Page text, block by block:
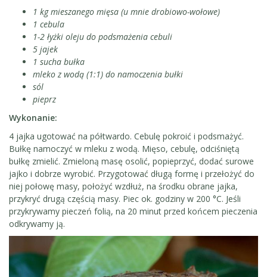
1 kg mieszanego mięsa (u mnie drobiowo-wołowe)
1 cebula
1-2 łyżki oleju do podsmażenia cebuli
5 jajek
1 sucha bułka
mleko z wodą (1:1) do namoczenia bułki
sól
pieprz
Wykonanie:
4 jajka ugotować na półtwardo. Cebulę pokroić i podsmażyć.
Bułkę namoczyć w mleku z wodą. Mięso, cebulę, odciśniętą
bułkę zmielić. Zmieloną masę osolić, popieprzyć, dodać surowe
jajko i dobrze wyrobić. Przygotować długą formę i przełożyć do
niej połowę masy, położyć wzdłuż, na środku obrane jajka,
przykryć drugą częścią masy. Piec ok. godziny w 200 °C. Jeśli
przykrywamy pieczeń folią, na 20 minut przed końcem pieczenia
odkrywamy ją.